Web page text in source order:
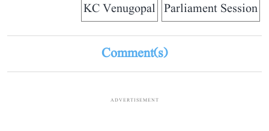
Parliament Session
KC Venugopal
Comment(s)
ADVERTISEMENT